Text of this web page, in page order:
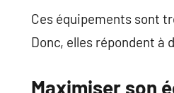
Ces équipements sont
Donc, elles répondent à
Maximiser son